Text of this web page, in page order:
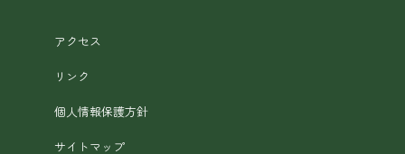
アクセス
リンク
個人情報保護方針
サイトマップ